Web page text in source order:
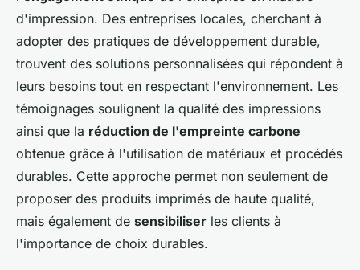
d'impression. Des entreprises locales, cherchant à
adopter des pratiques de développement durable,
trouvent des solutions personnalisées qui répondent à
leurs besoins tout en respectant l'environnement. Les
témoignages soulignent la qualité des impressions
ainsi que la réduction de l'empreinte carbone
obtenue grâce à l'utilisation de matériaux et procédés
durables. Cette approche permet non seulement de
proposer des produits imprimés de haute qualité,
mais également de sensibiliser les clients à
l'importance de choix durables.